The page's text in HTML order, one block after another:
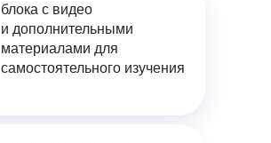
блока с видео
и дополнительными
материалами для
самостоятельного изучения